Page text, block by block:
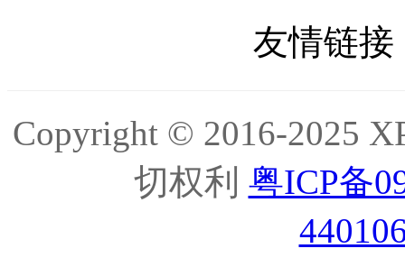
友情链
Copyright © 2016-2025
切权利 粤ICP备